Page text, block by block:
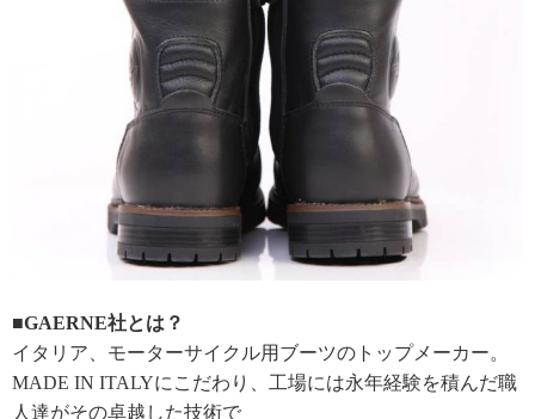
■GAERNE社とは？
イタリア、モーターサイクル用ブーツのトップメーカー。
MADE IN ITALYにこだわり、工場には永年経験を積んだ職
人達がその卓越した技術で